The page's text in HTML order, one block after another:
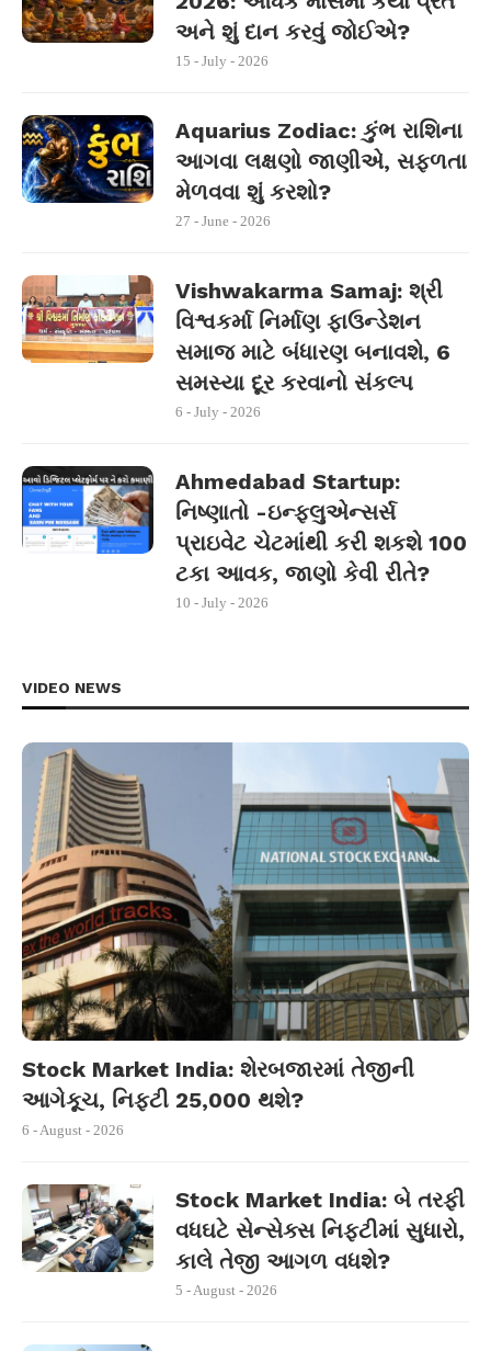
અને શું દાન કરવું જોઈએ?
15 - July - 2026
Aquarius Zodiac: કુંભ રાશિના
આગવા લક્ષણો જાણીએ, સફળતા
મેળવવા શું કરશો?
27 - June - 2026
Vishwakarma Samaj: શ્રી
વિશ્વકર્મા નિર્માણ ફાઉન્ડેશન
સમાજ માટે બંધારણ બનાવશે, 6
સમસ્યા દૂર કરવાનો સંકલ્પ
6 - July - 2026
Ahmedabad Startup:
નિષ્ણાતો -ઇન્ફ્લુએન્સર્સ
પ્રાઇવેટ ચેટમાંથી કરી શકશે 100
ટકા આવક, જાણો કેવી રીતે?
10 - July - 2026
VIDEO NEWS
Stock Market India: શેરબજારમાં તેજીની
આગેકૂચ, નિફ્ટી 25,000 થશે?
6 - August - 2026
Stock Market India: બે તરફી
વધઘટે સેન્સેક્સ નિફ્ટીમાં સુધારો,
કાલે તેજી આગળ વધશે?
5 - August - 2026